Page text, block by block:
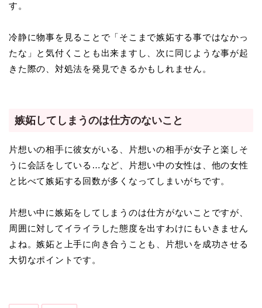
す。
冷静に物事を見ることで「そこまで嫉妬する事ではなかっ
たな」と気付くことも出来ますし、次に同じような事が起
きた際の、対処法を発見できるかもしれません。
嫉妬してしまうのは仕方のないこと
片想いの相手に彼女がいる、片想いの相手が女子と楽しそ
うに会話をしている…など、片想い中の女性は、他の女性
と比べて嫉妬する回数が多くなってしまいがちです。
片想い中に嫉妬をしてしまうのは仕方がないことですが、
周囲に対してイライラした態度を出すわけにもいきません
よね。嫉妬と上手に向き合うことも、片想いを成功させる
大切なポイントです。